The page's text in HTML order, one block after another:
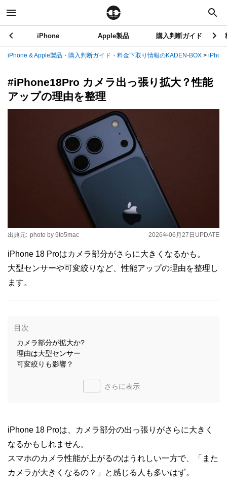
iPhone Apple製品 購入判断ガイド
iPhone & Apple製品・購入判断ガイド・料金下取り情報のKADEN-BOX >
#iPhone18Pro カメラ出っ張り拡大？性能
アップの理由を整理
2026年06月27日 UPDATE
出典元: photo by 9to5mac
iPhone 18 Proはカメラ部分がさらに大きくなるかも。
大型センサーや可変絞りなど、性能アップの理由を整理し
ます。
目次
カメラ部分が拡大か?
理由は大型センサー
可変絞りも影響？
さらに表示
iPhone 18 Proは、カメラ部分の出っ張りがさらに大きく
なるかもしれません。
スマホのカメラ性能が上がるのはうれしい一方で、「また
カメラが大きくなるの？」と感じる人も多いはず。